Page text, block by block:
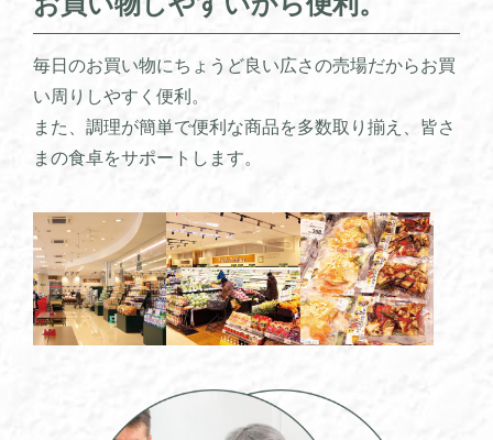
毎日のお買い物にちょうど良い広さの売場だからお買
い周りしやすく便利。
また、調理が簡単で便利な商品を多数取り揃え、皆さ
まの食卓をサポートします。